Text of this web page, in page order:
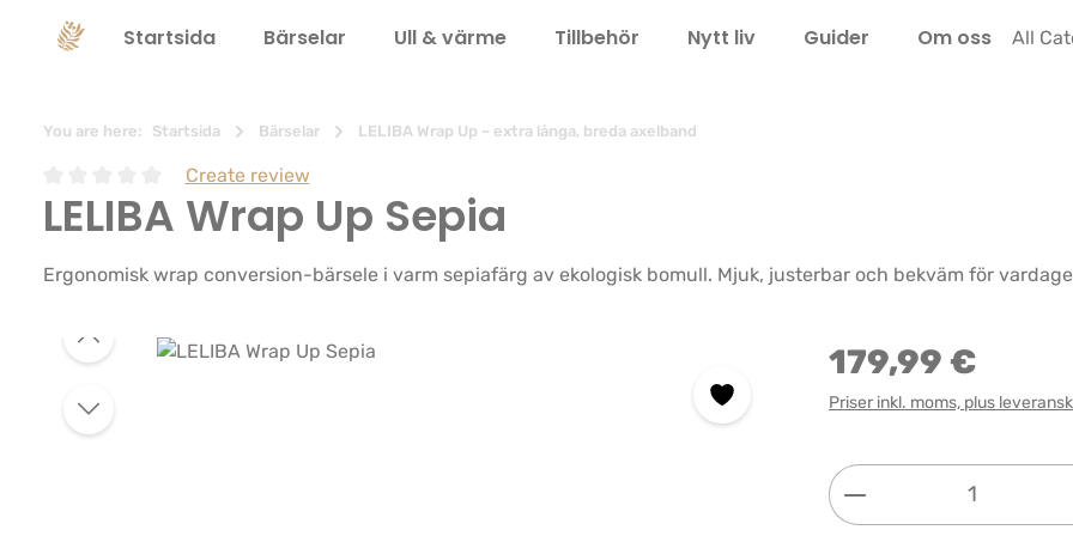
Hoppa till huvudnavigering
Startsida Bärselar Ull & värme Tillbehör Nytt liv Guider Om oss All
You are here: Startsida Bärselar LELIBA Wrap Up – extra långa, breda axelband
Genomsnittligt betyg på 0 av 5 stjärnor
Create review
LELIBA Wrap Up Sepia
Ergonomisk wrap conversion-bärsele i varm sepiafärg av ekologisk bomull. Mjuk, justerbar och bekväm för
Hoppa över bildgalleri 179,99 €
Priser inkl. moms, plus
Produktkvantitet: